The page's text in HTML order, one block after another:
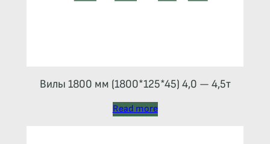
Вилы 1800 мм (1800*125*45) 4,0 — 4,5т
Read more